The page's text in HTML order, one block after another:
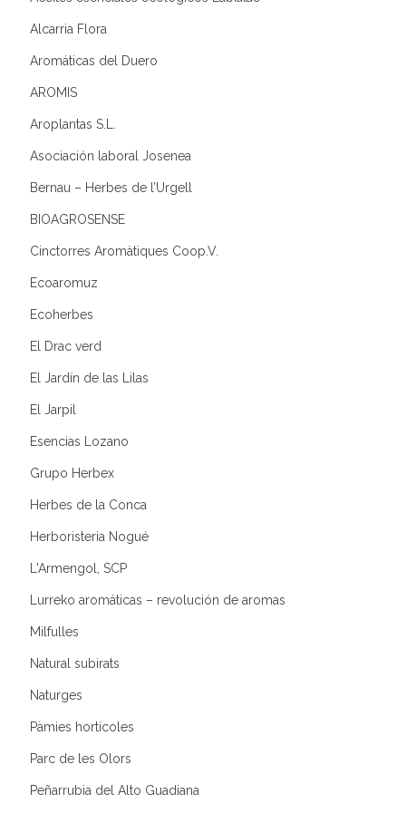
Alcarria Flora
Aromáticas del Duero
AROMIS
Aroplantas S.L.
Asociación laboral Josenea
Bernau – Herbes de l’Urgell
BIOAGROSENSE
Cinctorres Aromàtiques Coop.V.
Ecoaromuz
Ecoherbes
El Drac verd
El Jardín de las Lilas
El Jarpil
Esencias Lozano
Grupo Herbex
Herbes de la Conca
Herboristeria Nogué
L'Armengol, SCP
Lurreko aromáticas – revolución de aromas
Milfulles
Natural subirats
Naturges
Pàmies hortícoles
Parc de les Olors
Peñarrubia del Alto Guadiana